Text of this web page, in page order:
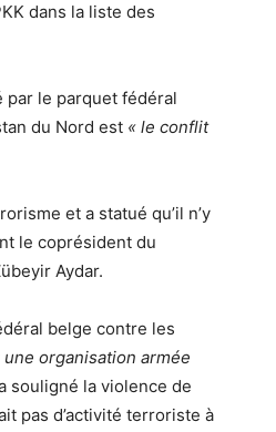
dans la liste des
par le parquet fédéral
du Nord est « le conflit
et a statué qu’il n’y
le coprésident du
Aydar.
belge contre les
une organisation armée
souligné la violence de
pas d’activité terroriste à